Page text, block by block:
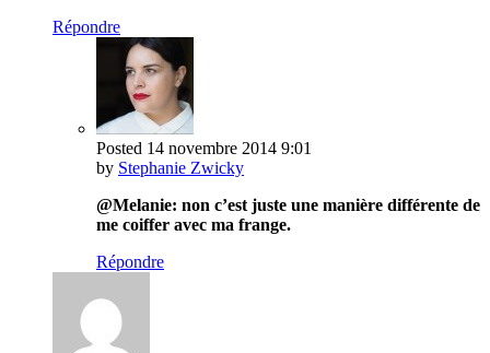
Répondre
Posted 14 novembre 2014 9:01
by Stephanie Zwicky
@Melanie: non c’est juste une manière différente de
me coiffer avec ma frange.
Répondre